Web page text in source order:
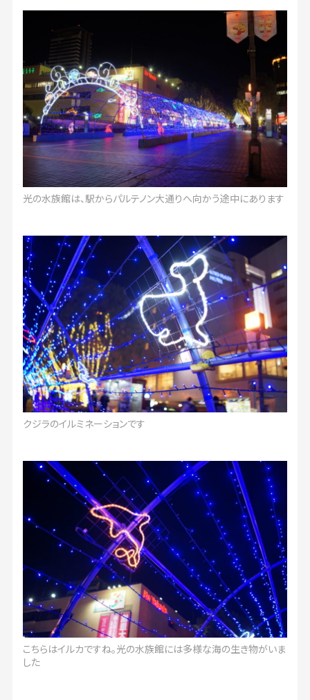
光の水族館は、駅からパルテノン大通りへ向かう途中にあります
クジラのイルミネーションです
こちらはイルカですね。光の水族館には多様な海の生き物がいま
した